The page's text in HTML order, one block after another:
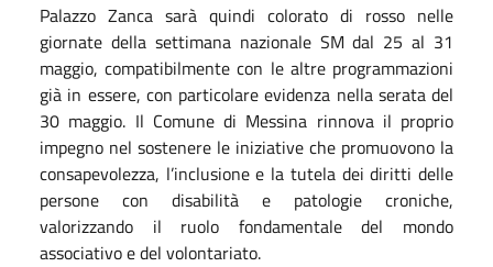
Palazzo Zanca sarà quindi colorato di rosso nelle
giornate della settimana nazionale SM dal 25 al 31
maggio, compatibilmente con le altre programmazioni
già in essere, con particolare evidenza nella serata del
30 maggio. Il Comune di Messina rinnova il proprio
impegno nel sostenere le iniziative che promuovono la
consapevolezza, l’inclusione e la tutela dei diritti delle
persone con disabilità e patologie croniche,
valorizzando il ruolo fondamentale del mondo
associativo e del volontariato.